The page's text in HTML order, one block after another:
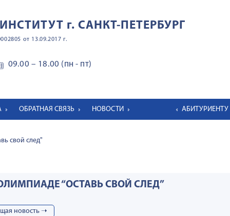
г. САНКТ-ПЕТЕРБУРГ
от 13.09.2017 г.
09.00 – 18.00 (пн - пт)
ОБРАТНАЯ СВЯЗЬ НОВОСТИ АБИТУРИЕНТУ
свой след"
“ОСТАВЬ СВОЙ СЛЕД”
новость ➝